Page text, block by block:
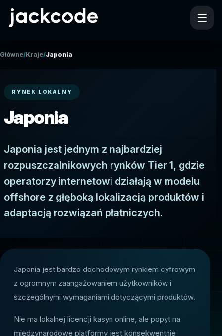
Główne/Kraje/Japonia
RYNEK LOKALNY
Japonia
Japonia jest jednym z najbardziej
rozpuszczalnikowych rynków Tier 1, gdzie
operatorzy internetowi działają w modelu
offshore z głęboką lokalizacją produktów i
adaptacją rozwiązań płatniczych.
Japonia jest bardzo dochodowym rynkiem cyfrowym
z ogromnym zaangażowaniem użytkowników i
szczególnymi wymaganiami dotyczącymi produktów.
Nie ma lokalnej licencji kasyn online, ale popyt na
międzynarodowe platformy jest konsekwentnie